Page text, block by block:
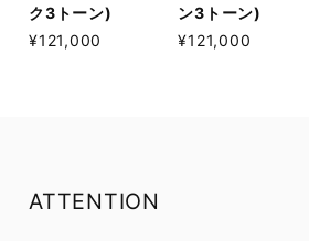
ク3トーン)
¥121,000
ン3トーン)
¥121,000
ATTENTION